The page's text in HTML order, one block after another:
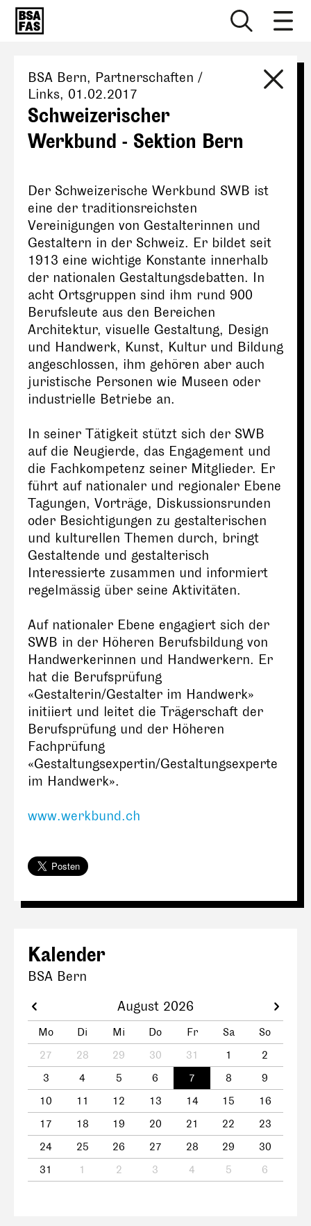
BSA Bern, Partnerschaften /
Links, 01.02.2017
Schweizerischer
Werkbund - Sektion Bern
Der Schweizerische Werkbund SWB ist
eine der traditionsreichsten
Vereinigungen von Gestalterinnen und
Gestaltern in der Schweiz. Er bildet seit
1913 eine wichtige Konstante innerhalb
der nationalen Gestaltungsdebatten. In
acht Ortsgruppen sind ihm rund 900
Berufsleute aus den Bereichen
Architektur, visuelle Gestaltung, Design
und Handwerk, Kunst, Kultur und Bildung
angeschlossen, ihm gehören aber auch
juristische Personen wie Museen oder
industrielle Betriebe an.
In seiner Tätigkeit stützt sich der SWB
auf die Neugierde, das Engagement und
die Fachkompetenz seiner Mitglieder. Er
führt auf nationaler und regionaler Ebene
Tagungen, Vorträge, Diskussionsrunden
oder Besichtigungen zu gestalterischen
und kulturellen Themen durch, bringt
Gestaltende und gestalterisch
Interessierte zusammen und informiert
regelmässig über seine Aktivitäten.
Auf nationaler Ebene engagiert sich der
SWB in der Höheren Berufsbildung von
Handwerkerinnen und Handwerkern. Er
hat die Berufsprüfung
«Gestalterin/Gestalter im Handwerk»
initiiert und leitet die Trägerschaft der
Berufsprüfung und der Höheren
Fachprüfung
«Gestaltungsexpertin/Gestaltungsexperte
im Handwerk».
www.werkbund.ch
Kalender
BSA Bern
August 2026
Mo Di Mi Do Fr Sa
So
27
28 29 30 31 1
2
3
4 5 6 7 8
9
10
11 12 13 14 15
16
17
18 19 20 21 22
23
24
25 26 27 28 29
30
31
1 2 3 4 5 6